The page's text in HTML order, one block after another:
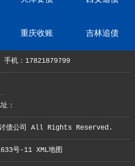
重庆收账 吉林追债
手机：17821879799
：
债公司 All Rights Reserved.
号-11 XML地图